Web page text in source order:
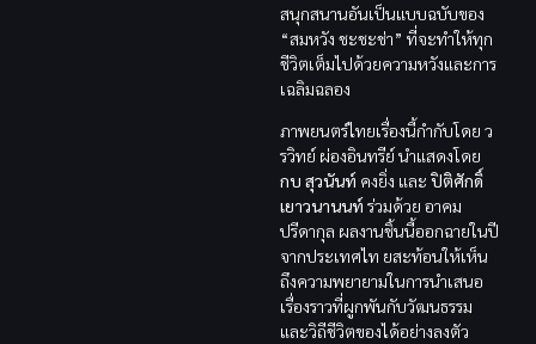
สนุกสนานอันเป็นแบบฉบับของ
“สมหวัง ชะชะช่า” ที่จะทำให้ทุก
ชีวิตเต็มไปด้วยความหวังและการ
เฉลิมฉลอง
ภาพยนตร์ไทยเรื่องนี้กำกับโดย ว
รวิทย์ ผ่องอินทรีย์ นำแสดงโดย
กบ สุวนันท์ คงยิ่ง และ ปิติศักดิ์
เยาวนานนท์ ร่วมด้วย อาคม
ปรีดากุล ผลงานชิ้นนี้ออกฉายในปี
จากประเทศไท ยสะท้อนให้เห็น
ถึงความพยายามในการนำเสนอ
เรื่องราวที่ผูกพันกับวัฒนธรรม
และวิถีชีวิตของได้อย่างลงตัว